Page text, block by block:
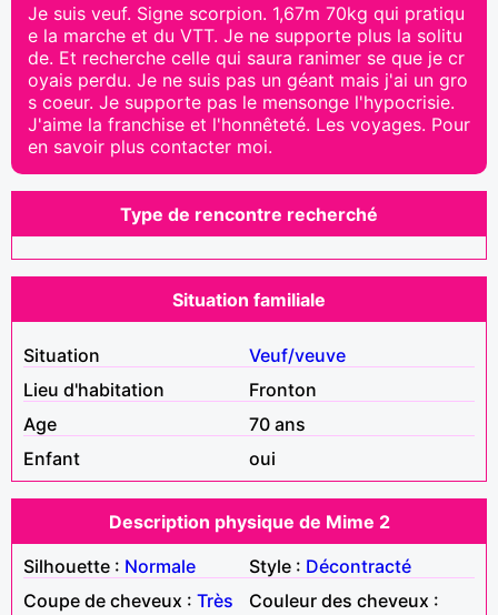
Je suis veuf. Signe scorpion. 1,67m 70kg qui pratiqu
e la marche et du VTT. Je ne supporte plus la solitu
de. Et recherche celle qui saura ranimer se que je cr
oyais perdu. Je ne suis pas un géant mais j'ai un gro
s coeur. Je supporte pas le mensonge l'hypocrisie.
J'aime la franchise et l'honnêteté. Les voyages. Pour
en savoir plus contacter moi.
Type de rencontre recherché
Situation familiale
Situation
Veuf/veuve
Lieu d'habitation
Fronton
Age
70 ans
Enfant
oui
Description physique de Mime 2
Silhouette : Normale Style : Décontracté
Coupe de cheveux : Très
Couleur des cheveux :